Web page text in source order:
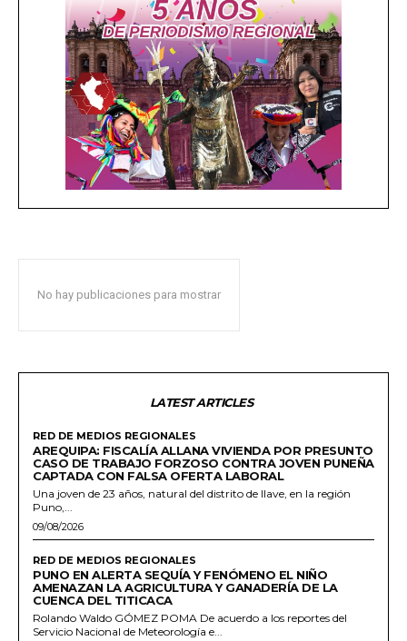
No hay publicaciones para mostrar
LATEST ARTICLES
RED DE MEDIOS REGIONALES
AREQUIPA: FISCALÍA ALLANA VIVIENDA POR PRESUNTO
CASO DE TRABAJO FORZOSO CONTRA JOVEN PUNEÑA
CAPTADA CON FALSA OFERTA LABORAL
Una joven de 23 años, natural del distrito de Ilave, en la región
Puno,...
09/08/2026
RED DE MEDIOS REGIONALES
PUNO EN ALERTA SEQUÍA Y FENÓMENO EL NIÑO
AMENAZAN LA AGRICULTURA Y GANADERÍA DE LA
CUENCA DEL TITICACA
Rolando Waldo GÓMEZ POMA De acuerdo a los reportes del
Servicio Nacional de Meteorología e...